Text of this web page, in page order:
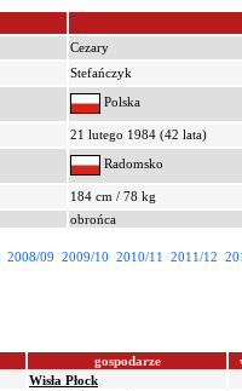
Cezary
Stefańczyk
Polska
21 lutego 1984 (42 lata)
Radomsko
184 cm / 78 kg
obrońca
2008/09 2009/10 2010/11 2011/12
gospodarze
Wisła Płock